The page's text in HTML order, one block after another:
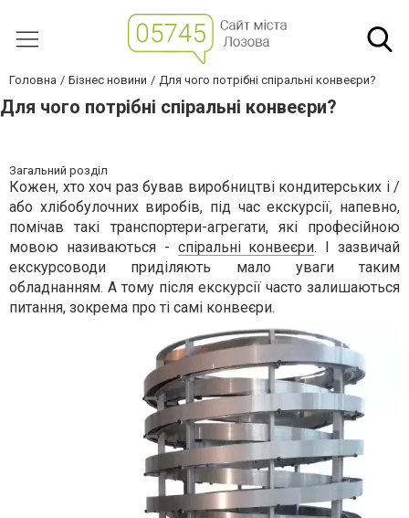
Головна Бізнес новини Для‌ ‌чого‌ ‌потрібні‌ ‌спіральні‌ ‌конвеєри?‌
Для‌ ‌чого‌ ‌потрібні‌ ‌спіральні‌ ‌конвеєри?‌
Загальний розділ
Кожен, хто хоч раз бував виробництві кондитерських і /
або хлібобулочних виробів, під час екскурсії, напевно,
помічав такі транспортери-агрегати, які професійною
мовою називаються - спіральні конвеєри. І зазвичай
екскурсоводи приділяють мало уваги таким
обладнанням. А тому після екскурсії часто залишаються
питання, зокрема про ті самі конвеєри.